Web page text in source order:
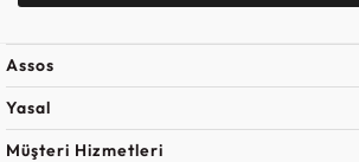
Assos
Yasal
Müşteri Hizmetleri